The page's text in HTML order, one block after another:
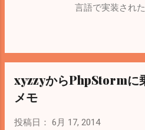
TitaniumのIDEと
新のAPIドキュ
Mobileのapidoc
$ git clone
easy_install
言語で実装され
Benchmark |
けどシステム系
い選択肢になり
install gcc make
xyzzyからPhpStormに
メモ
投稿日： 6月 17, 2014